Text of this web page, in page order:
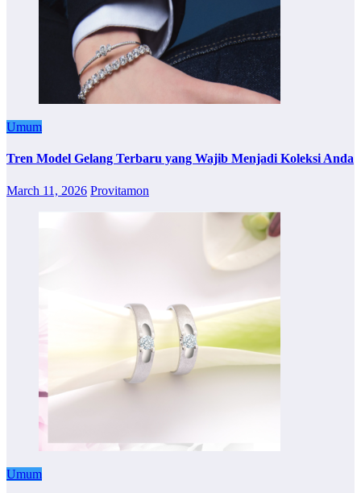
Umum
Tren Model Gelang Terbaru yang Wajib Menjadi Koleksi Anda
March 11, 2026 Provitamon
Umum